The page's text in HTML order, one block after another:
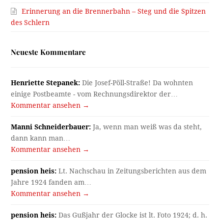
Erinnerung an die Brennerbahn – Steg und die Spitzen
des Schlern
Neueste Kommentare
Henriette Stepanek: Die Josef-Pöll-Straße! Da wohnten
einige Postbeamte - vom Rechnungsdirektor der…
Kommentar ansehen →
Manni Schneiderbauer: Ja, wenn man weiß was da steht,
dann kann man…
Kommentar ansehen →
pension heis: Lt. Nachschau in Zeitungsberichten aus dem
Jahre 1924 fanden am…
Kommentar ansehen →
pension heis: Das Gußjahr der Glocke ist lt. Foto 1924; d. h.